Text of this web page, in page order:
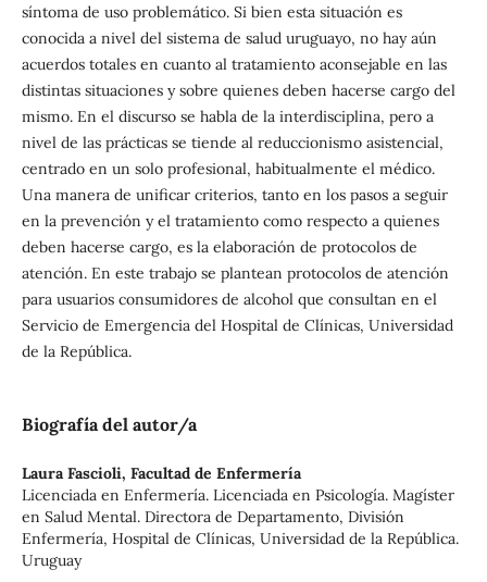
síntoma de uso problemático. Si bien esta situación es
conocida a nivel del sistema de salud uruguayo, no hay aún
acuerdos totales en cuanto al tratamiento aconsejable en las
distintas situaciones y sobre quienes deben hacerse cargo del
mismo. En el discurso se habla de la interdisciplina, pero a
nivel de las prácticas se tiende al reduccionismo asistencial,
centrado en un solo profesional, habitualmente el médico.
Una manera de unificar criterios, tanto en los pasos a seguir
en la prevención y el tratamiento como respecto a quienes
deben hacerse cargo, es la elaboración de protocolos de
atención. En este trabajo se plantean protocolos de atención
para usuarios consumidores de alcohol que consultan en el
Servicio de Emergencia del Hospital de Clínicas, Universidad
de la República.
Biografía del autor/a
Laura Fascioli, Facultad de Enfermería
Licenciada en Enfermería. Licenciada en Psicología. Magíster
en Salud Mental. Directora de Departamento, División
Enfermería, Hospital de Clínicas, Universidad de la República.
Uruguay